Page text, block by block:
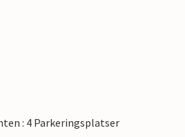
: 4 Parkeringsplatser